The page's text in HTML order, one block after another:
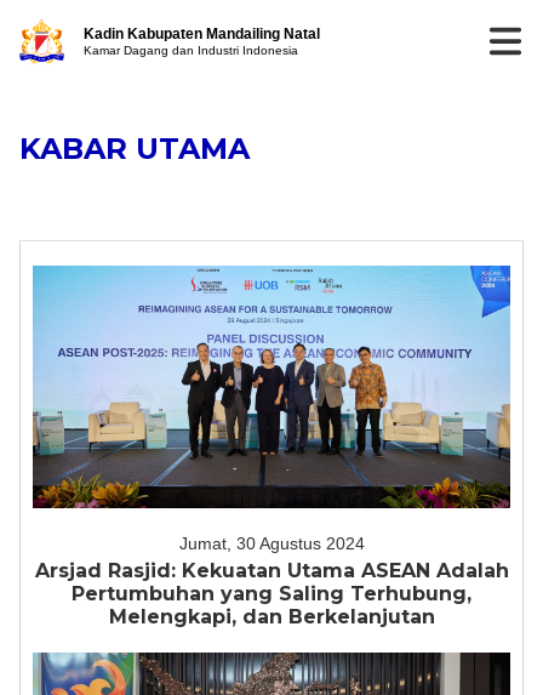
Kadin Kabupaten Mandailing Natal
Kamar Dagang dan Industri Indonesia
KABAR UTAMA
Jumat, 30 Agustus 2024
Arsjad Rasjid: Kekuatan Utama ASEAN Adalah
Pertumbuhan yang Saling Terhubung,
Melengkapi, dan Berkelanjutan